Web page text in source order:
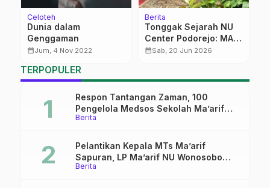
Celoteh
Dunia dalam
Genggaman
calendar_monthJum, 4 Nov 2022
Berita
Tonggak Sejarah NU
Center Podorejo: MAK
01 NU Kota Semarang
calendar_monthSab, 20 Jun 2026
TERPOPULER
Berita
Respon Tantangan Zaman, 100
Pengelola Medsos Sekolah Ma’arif
Pekalongan Ikuti Pelatihan Literasi
Berita
Pelantikan Kepala MTs Ma’arif
Sapuran, LP Ma’arif NU Wonosobo
Tekankan Lima Amanah